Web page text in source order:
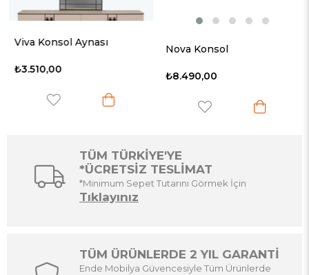
Viva Konsol Aynası
₺3.510,00
Nova Konsol
₺8.490,00
TÜM TÜRKİYE'YE
*ÜCRETSİZ TESLİMAT
*Minimum Sepet Tutarını Görmek İçin
Tıklayınız
TÜM ÜRÜNLERDE 2 YIL GARANTİ
Ende Mobilya Güvencesiyle Tüm Ürünlerde